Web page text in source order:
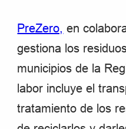
PreZero, en
gestiona los
municipios de la
labor incluye el
tratamiento de los